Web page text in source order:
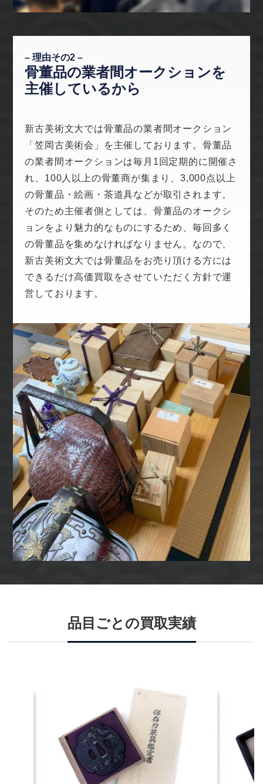
– 理由その2 –
骨董品の業者間オークションを
主催しているから
新古美術文大では骨董品の業者間オークション
「笠岡古美術会」を主催しております。骨董品
の業者間オークションは毎月1回定期的に開催さ
れ、100人以上の骨董商が集まり、3,000点以上
の骨董品・絵画・茶道具などが取引されます。
そのため主催者側としては、骨董品のオークシ
ョンをより魅力的なものにするため、毎回多く
の骨董品を集めなければなりません。なので、
新古美術文大では骨董品をお売り頂ける方には
できるだけ高価買取をさせていただく方針で運
営しております。
品目ごとの買取実績